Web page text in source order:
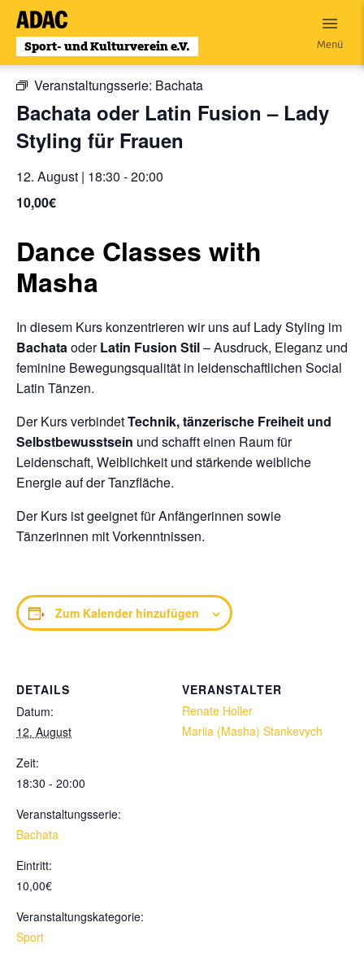
Zum
Inhalt
wechseln
Menü
« Alle Veranstaltungen
Veranstaltungsserie: Bachata
Bachata oder Latin Fusion – Lady
Styling für Frauen
12. August | 18:30 -20:00
10,00€
Dance Classes with
Masha
In diesem Kurs konzentrieren wir uns auf Lady Styling im
BachataoderLatin Fusion Stil– Ausdruck, Eleganz und
feminine Bewegungsqualität in leidenschaftlichen Social
Latin Tänzen.
Der Kurs verbindetTechnik, tänzerische Freiheit und
Selbstbewusstsein und schafft einen Raum für
Leidenschaft, Weiblichkeit und stärkende weibliche
Energie auf der Tanzfläche.
Der Kurs ist geeignet für Anfängerinnen sowie
Tänzerinnen mit Vorkenntnissen.
Zum Kalender hinzufügen
DETAILS
Datum:
12. August
Zeit:
18:30 - 20:00
Veranstaltungsserie:
Bachata
Eintritt:
10,00€
Veranstaltungskategorie:
Sport
VERANSTALTER
Renate Holler
Mariia (Masha) Stankevych